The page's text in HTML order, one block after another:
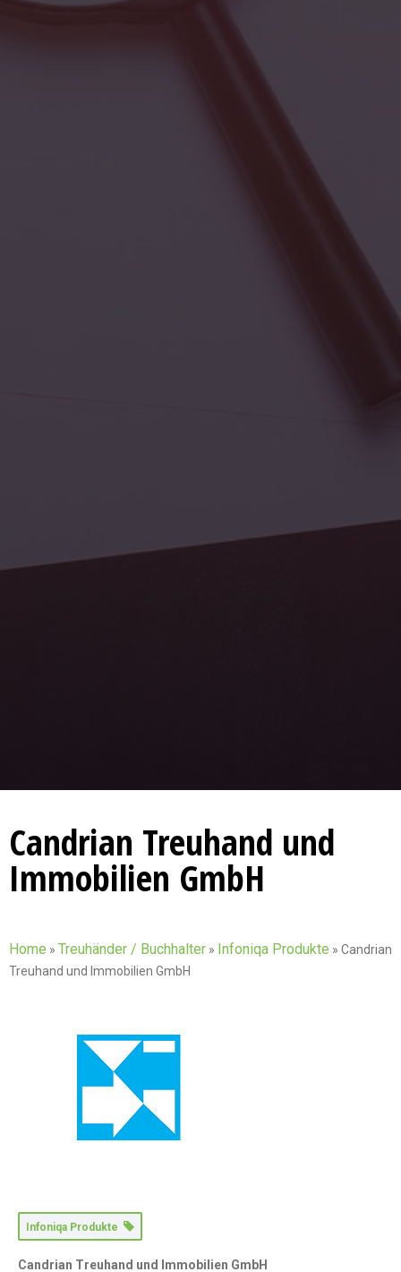
Candrian Treuhand und
Immobilien GmbH
Home » Treuhänder / Buchhalter » Infoniqa Produkte » Candrian
Treuhand und Immobilien GmbH
Infoniqa Produkte
Candrian Treuhand und Immobilien GmbH